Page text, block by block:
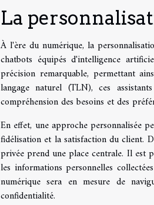
La
À l'ère du numérique, la
chatbots équipés d'intelligence
précision remarquable, permettant
langage naturel (TLN), ces
compréhension des besoins et des
En effet, une approche personnalisée
fidélisation et la satisfaction du client.
privée prend une place centrale. Il est
les informations personnelles
numérique sera en mesure de
confidentialité.